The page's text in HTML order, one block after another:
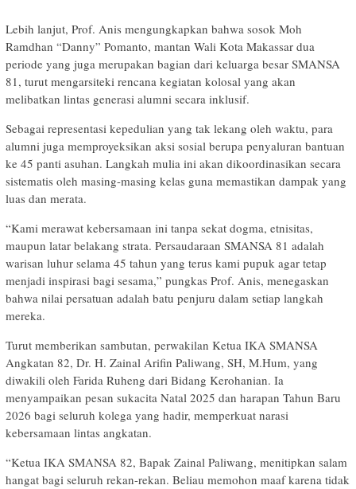
Lebih lanjut, Prof. Anis mengungkapkan bahwa sosok Moh
Ramdhan “Danny” Pomanto, mantan Wali Kota Makassar dua
periode yang juga merupakan bagian dari keluarga besar SMANSA
81, turut mengarsiteki rencana kegiatan kolosal yang akan
melibatkan lintas generasi alumni secara inklusif.
Sebagai representasi kepedulian yang tak lekang oleh waktu, para
alumni juga memproyeksikan aksi sosial berupa penyaluran bantuan
ke 45 panti asuhan. Langkah mulia ini akan dikoordinasikan secara
sistematis oleh masing-masing kelas guna memastikan dampak yang
luas dan merata.
“Kami merawat kebersamaan ini tanpa sekat dogma, etnisitas,
maupun latar belakang strata. Persaudaraan SMANSA 81 adalah
warisan luhur selama 45 tahun yang terus kami pupuk agar tetap
menjadi inspirasi bagi sesama,” pungkas Prof. Anis, menegaskan
bahwa nilai persatuan adalah batu penjuru dalam setiap langkah
mereka.
Turut memberikan sambutan, perwakilan Ketua IKA SMANSA
Angkatan 82, Dr. H. Zainal Arifin Paliwang, SH, M.Hum, yang
diwakili oleh Farida Ruheng dari Bidang Kerohanian. Ia
menyampaikan pesan sukacita Natal 2025 dan harapan Tahun Baru
2026 bagi seluruh kolega yang hadir, memperkuat narasi
kebersamaan lintas angkatan.
“Ketua IKA SMANSA 82, Bapak Zainal Paliwang, menitipkan salam
hangat bagi seluruh rekan-rekan. Beliau memohon maaf karena tidak